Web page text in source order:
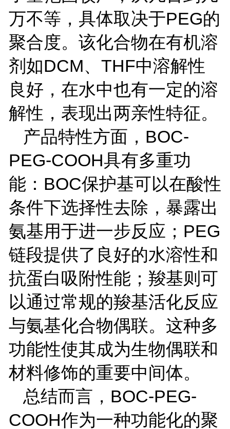
万不等，具体取决于PEG的
聚合度。该化合物在有机溶
剂如DCM、 THF中溶解性
良好，在水中也有一定的溶
解性，表现出两亲性特征。
产品特性方面， BOC-
PEG-COOH具有多重功
能： BOC保护基可以在酸性
条件下选择性去除，暴露出
氨基用于进一步反应； PEG
链段提供了良好的水溶性和
抗蛋白吸附性能；羧基则可
以通过常规的羧基活化反应
与氨基化合物偶联。这种多
功能性使其成为生物偶联和
材料修饰的重要中间体。
总结而言， BOC-PEG-
COOH作为一种功能化的聚